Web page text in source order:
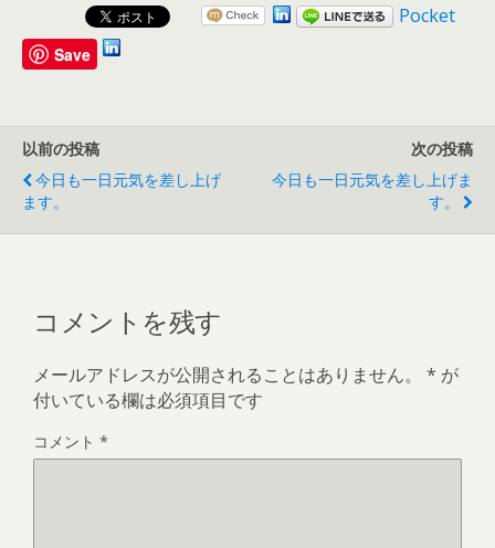
Pocket
Save
以前の投稿
今日も一日元気を差し上げ
ます。
次の投稿
今日も一日元気を差し上げま
す。
コメントを残す
メールアドレスが公開されることはありません。 * が
付いている欄は必須項目です
コメント *